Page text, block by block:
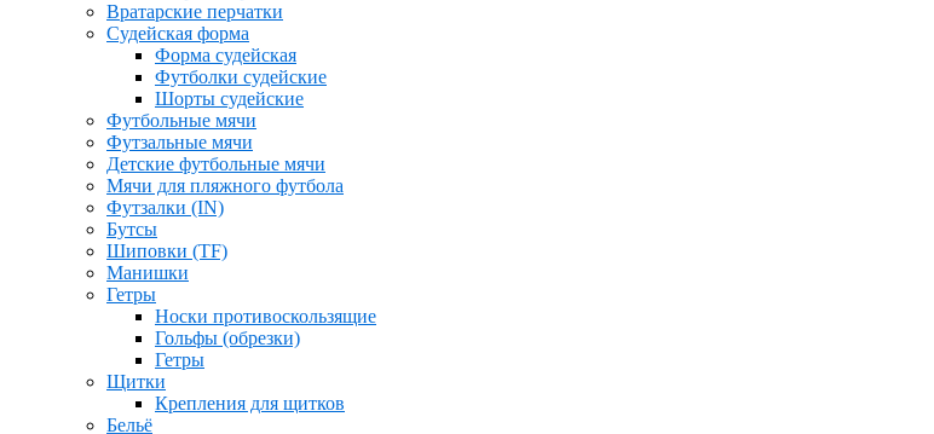
Вратарские перчатки
Судейская форма
Форма судейская
Футболки судейские
Шорты судейские
Футбольные мячи
Футзальные мячи
Детские футбольные мячи
Мячи для пляжного футбола
Футзалки (IN)
Бутсы
Шиповки (TF)
Манишки
Гетры
Носки противоскользящие
Гольфы (обрезки)
Гетры
Щитки
Крепления для щитков
Бельё